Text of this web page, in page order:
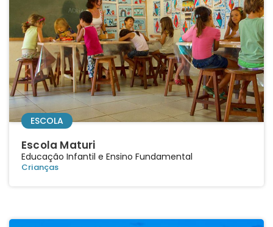
ESCOLA
Escola Maturi
Educação Infantil e Ensino Fundamental
Crianças